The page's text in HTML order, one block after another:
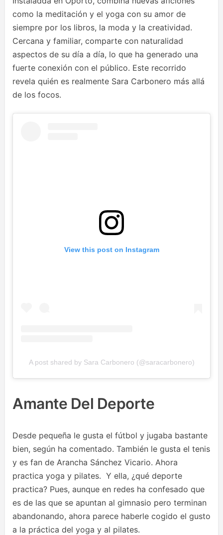
como la meditación y el yoga con su amor de
siempre por los libros, la moda y la creatividad.
Cercana y familiar, comparte con naturalidad
aspectos de su día a día, lo que ha generado una
fuerte conexión con el público. Este recorrido
revela quién es realmente Sara Carbonero más allá
de los focos.
View this post on Instagram
A post shared by Sara Carbonero (@saracarbonero)
Amante Del Deporte
Desde pequeña le gusta el fútbol y jugaba bastante
bien, según ha comentado. También le gusta el tenis
y es fan de Arancha Sánchez Vicario. Ahora
practica yoga y pilates. Y ella, ¿qué deporte
practica? Pues, aunque en redes ha confesado que
es de las que se apuntan al gimnasio pero terminan
abandonando, ahora parece haberle cogido el gusto
a la práctica del yoga y al pilates.